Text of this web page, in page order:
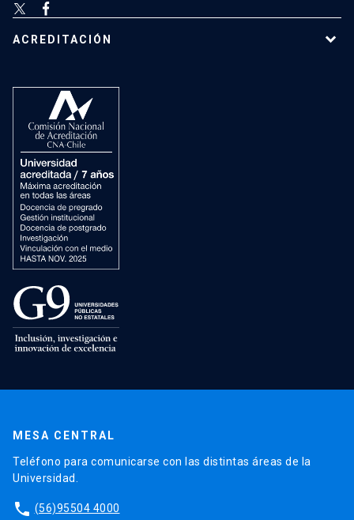
ACREDITACIÓN
MESA CENTRAL
Teléfono para comunicarse con las distintas áreas de la
Universidad.
phone (56)95504 4000